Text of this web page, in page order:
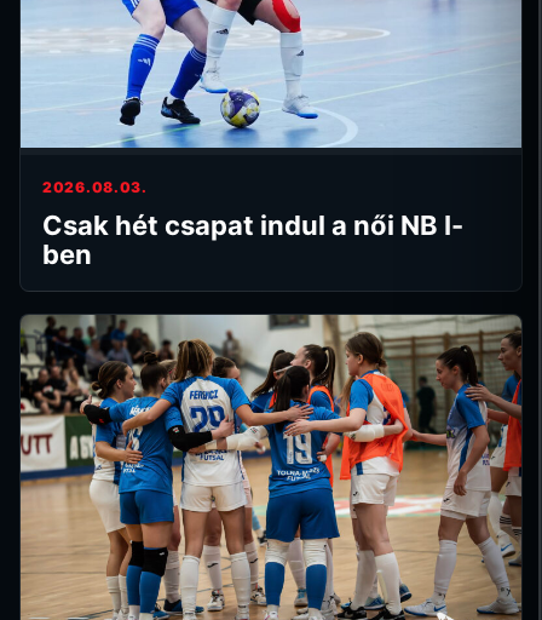
2026.08.03.
Csak hét csapat indul a női NB I-
ben